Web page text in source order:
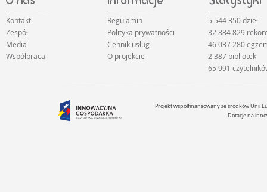
Kontakt
Zespół
Media
Współpraca
Regulamin
Polityka prywatności
Cennik usług
O projekcie
5 544 350 dzieł
32 884 829
46 037 280
2 387 bibliotek
65 991
Projekt współfinansowany ze środków Unii
Dotacje na